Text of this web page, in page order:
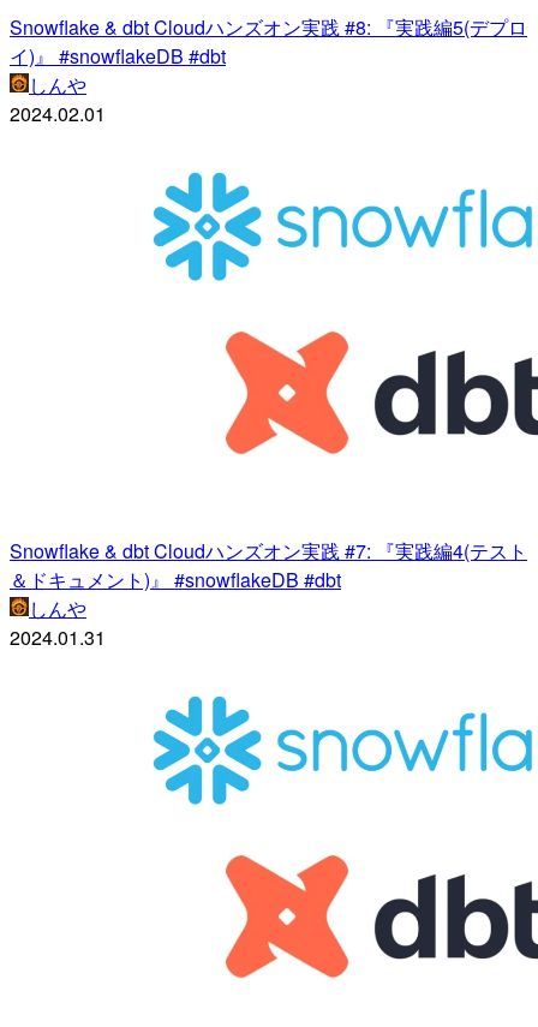
Snowflake & dbt Cloudハンズオン実践 #8: 『実践編5(デプロ
イ)』 #snowflakeDB #dbt
しんや
2024.02.01
Snowflake & dbt Cloudハンズオン実践 #7: 『実践編4(テスト
＆ドキュメント)』 #snowflakeDB #dbt
しんや
2024.01.31